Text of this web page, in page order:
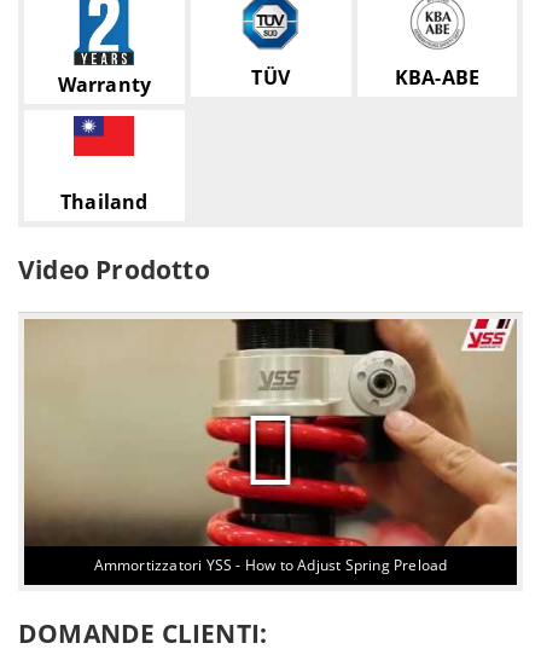
Warranty TÜV KBA-ABE
Thailand
Video Prodotto
Ammortizzatori YSS - How to Adjust Spring Preload
DOMANDE CLIENTI: